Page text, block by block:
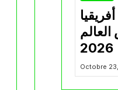
2026
Octobre